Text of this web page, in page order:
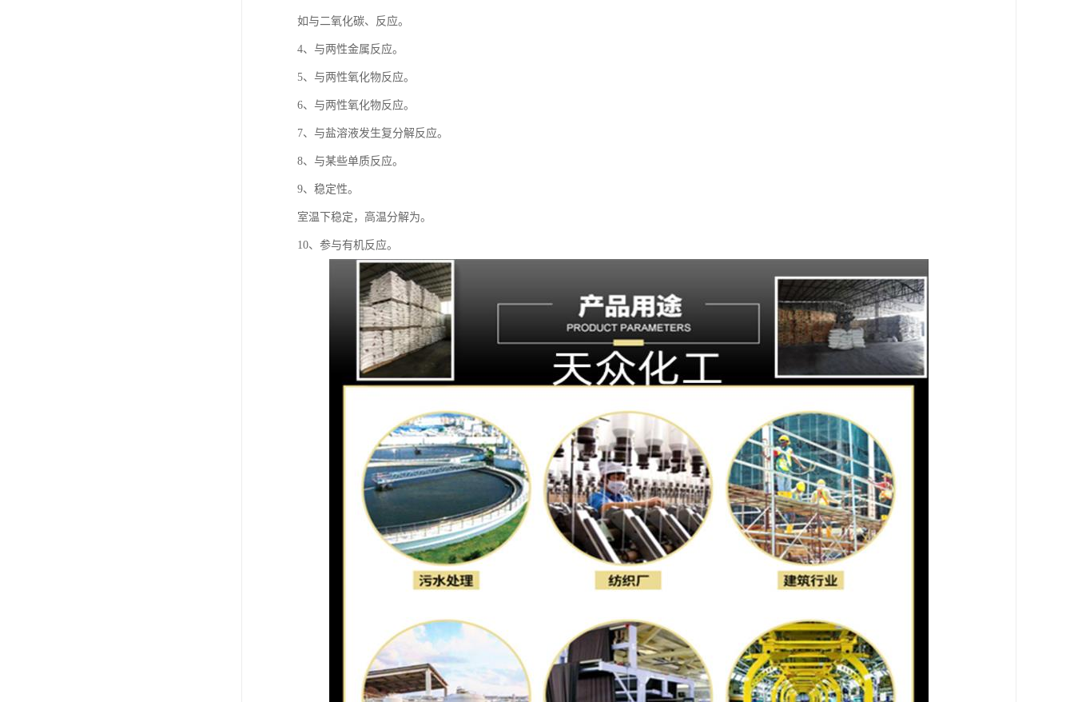
如与二氧化碳、反应。
4、与两性金属反应。
5、与两性氧化物反应。
6、与两性氧化物反应。
7、与盐溶液发生复分解反应。
8、与某些单质反应。
9、稳定性。
室温下稳定，高温分解为。
10、参与有机反应。